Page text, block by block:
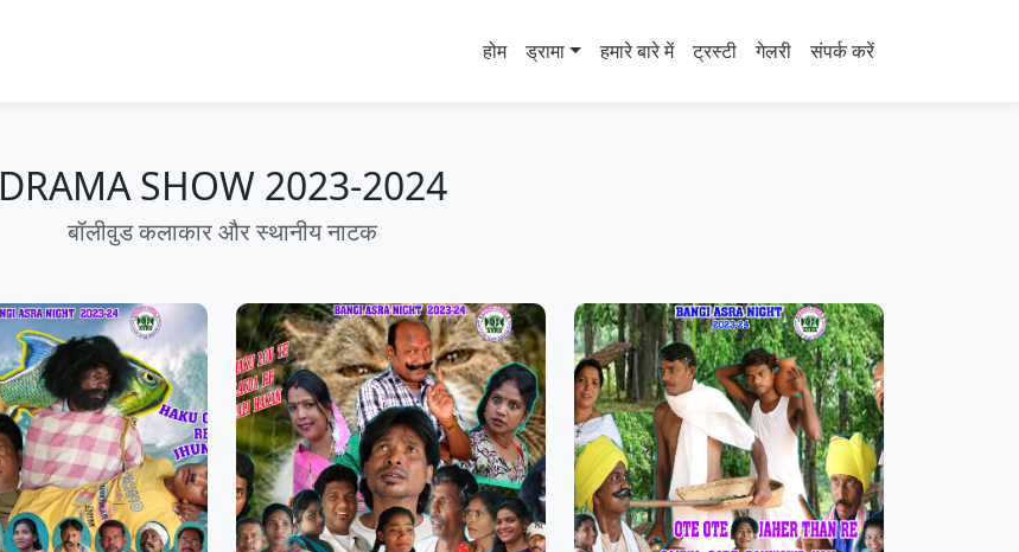
होम ड्रामा हमारे बारे में ट्रस्टी गेलरी संपर्क करें
DRAMA SHOW 2023-2024
बॉलीवुड कलाकार और स्थानीय नाटक